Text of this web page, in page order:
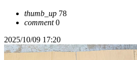
thumb_up 78
comment0
2025/10/09 17:20